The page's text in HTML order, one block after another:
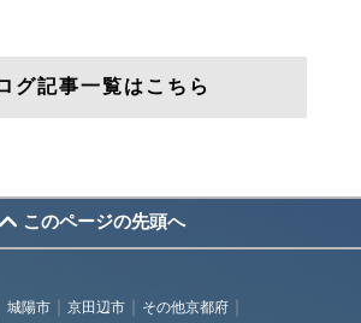
グ記事一覧はこちら
このページの先頭へ
城陽市 京田辺市
その他京都府